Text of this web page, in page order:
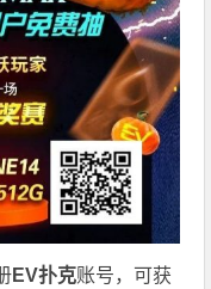
EV扑克账号，可获